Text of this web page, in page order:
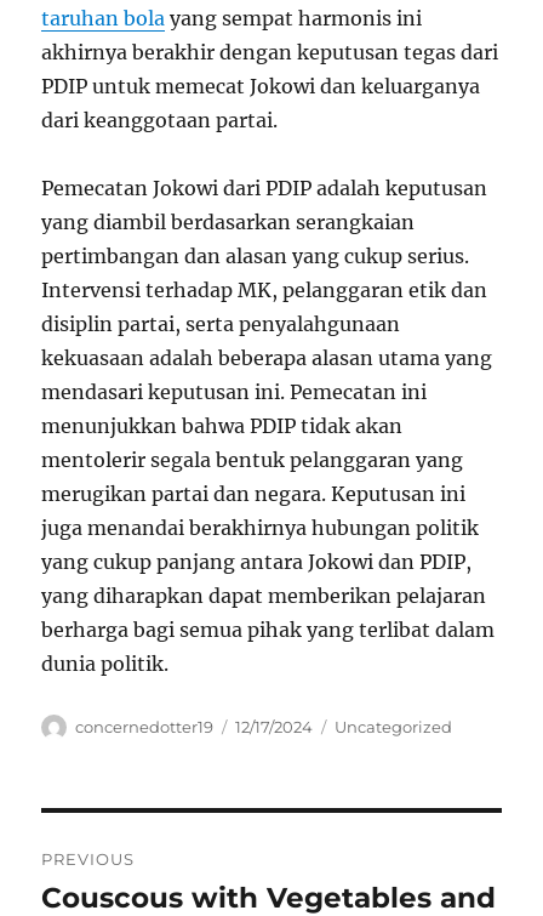
taruhan bola yang sempat harmonis ini
akhirnya berakhir dengan keputusan tegas dari
PDIP untuk memecat Jokowi dan keluarganya
dari keanggotaan partai.
Pemecatan Jokowi dari PDIP adalah keputusan
yang diambil berdasarkan serangkaian
pertimbangan dan alasan yang cukup serius.
Intervensi terhadap MK, pelanggaran etik dan
disiplin partai, serta penyalahgunaan
kekuasaan adalah beberapa alasan utama yang
mendasari keputusan ini. Pemecatan ini
menunjukkan bahwa PDIP tidak akan
mentolerir segala bentuk pelanggaran yang
merugikan partai dan negara. Keputusan ini
juga menandai berakhirnya hubungan politik
yang cukup panjang antara Jokowi dan PDIP,
yang diharapkan dapat memberikan pelajaran
berharga bagi semua pihak yang terlibat dalam
dunia politik.
Author
concernedotter19
Posted
12/17/2024 Categories
Uncategorized
pos
PREVIOUS
Previous
Couscous with Vegetables and